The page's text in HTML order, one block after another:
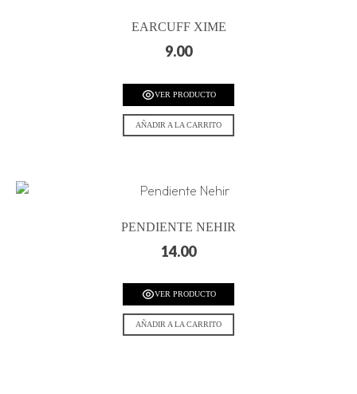
EARCUFF XIME
9.00
VER PRODUCTO
AÑADIR A LA CARRITO
PENDIENTE NEHIR
14.00
VER PRODUCTO
AÑADIR A LA CARRITO